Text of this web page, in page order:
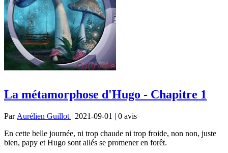
La métamorphose d'Hugo - Chapitre 1
Par Aurélien Guillot | 2021-09-01 | 0 avis
En cette belle journée, ni trop chaude ni trop froide, non non, juste
bien, papy et Hugo sont allés se promener en forêt.